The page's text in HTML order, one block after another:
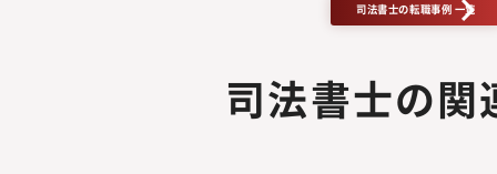
司法書士の転職事例 一覧
司法書士の関